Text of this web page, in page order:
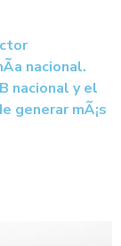
nacional.
nacional y el
generar mÃ¡s